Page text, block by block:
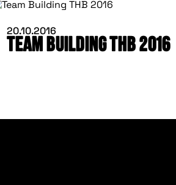
20.10.2016
Team Building THB 2016